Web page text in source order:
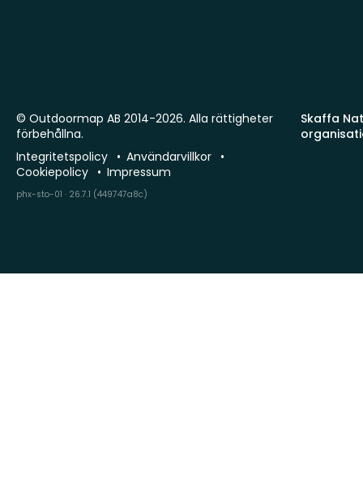
Skaffa
© Outdoormap AB 2014-2026. Alla rättigheter
förbehållna.
Integritetspolicy
Användarvillkor
Cookiepolicy
Impressum
phx-sto-01 · 26.7.1 (449747a8c)